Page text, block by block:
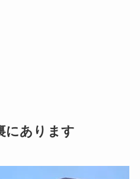
にあります